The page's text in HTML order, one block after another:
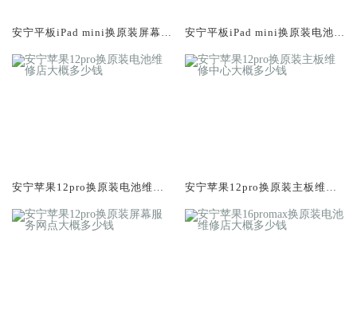
安宁平板iPad mini换原装屏幕服
安宁平板iPad mini换原装电池维
安宁苹果12pro换原装电池维修
安宁苹果12pro换原装主板维修